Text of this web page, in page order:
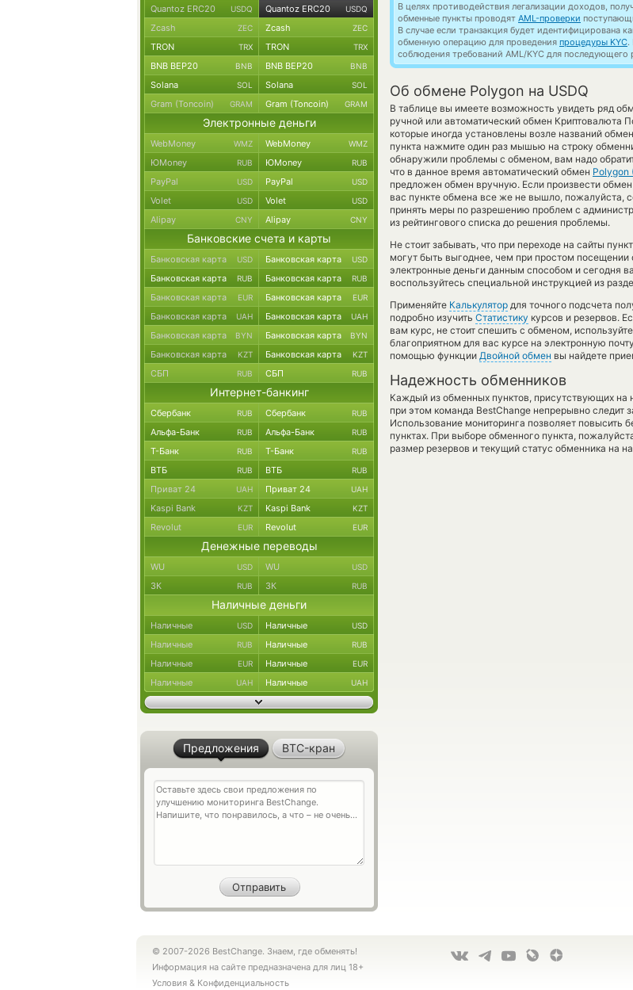
В целях противодействия легализации доходов,
обменные пункты проводят AML-проверки
В случае если транзакция будет идентифицирована
обменную операцию для проведения процедуры KYC.
соблюдения требований AML/KYC для последующего
Об обмене Polygon на USDQ
В таблице вы имеете возможность увидеть ряд
ручной или автоматический обмен Криптовалюта
которые иногда установлены возле названий
пункта нажмите один раз мышью на строку
обнаружили проблемы с обменом, вам надо
что в данное время автоматический обмен Polygon
предложен обмен вручную. Если произвести
вас пункте обмена все же не вышло, пожалуйста,
принять меры по разрешению проблем с
из рейтингового списка до решения проблемы.
Не стоит забывать, что при переходе на сайты
могут быть выгоднее, чем при простом
электронные деньги данным способом и сегодня
воспользуйтесь специальной инструкцией из
Применяйте Калькулятор для точного подсчета
подробно изучить Статистику курсов и резервов.
вам курс, не стоит спешить с обменом,
благоприятном для вас курсе на электронную
помощью функции Двойной обмен вы найдете
Надежность обменников
Каждый из обменных пунктов, присутствующих
при этом команда BestChange непрерывно
Использование мониторинга позволяет
пунктах. При выборе обменного пункта,
размер резервов и текущий статус обменника на
Quantoz ERC20 USDQ Quantoz ERC20 USDQ
Zcash ZEC Zcash ZEC
TRON TRX TRON TRX
BNB BEP20 BNB BNB BEP20 BNB
Solana SOL Solana SOL
Gram (Toncoin) GRAM Gram (Toncoin) GRAM
Электронные деньги
WebMoney WMZ WebMoney WMZ
ЮMoney RUB ЮMoney RUB
PayPal USD PayPal USD
Volet USD Volet USD
Alipay CNY Alipay CNY
Банковские счета и карты
Банковская карта USD Банковская карта USD
Банковская карта RUB Банковская карта RUB
Банковская карта EUR Банковская карта EUR
Банковская карта UAH Банковская карта UAH
Банковская карта BYN Банковская карта BYN
Банковская карта KZT Банковская карта KZT
СБП RUB СБП RUB
Интернет-банкинг
Сбербанк RUB Сбербанк RUB
Альфа-Банк RUB Альфа-Банк RUB
Т-Банк RUB Т-Банк RUB
ВТБ RUB ВТБ RUB
Приват 24 UAH Приват 24 UAH
Kaspi Bank KZT Kaspi Bank KZT
Revolut EUR Revolut EUR
Денежные переводы
WU USD WU USD
ЗК RUB ЗК RUB
Наличные деньги
Наличные USD Наличные USD
Наличные RUB Наличные RUB
Наличные EUR Наличные EUR
Наличные UAH Наличные UAH
Предложения BTC-кран
© 2007-2026 BestChange. Знаем, где обменять!
Информация на сайте предназначена для лиц 18+
Условия & Конфиденциальность